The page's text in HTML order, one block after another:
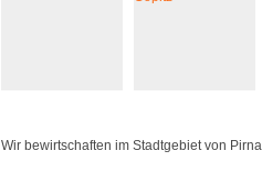
Wir bewirtschaften im Stadtgebiet von